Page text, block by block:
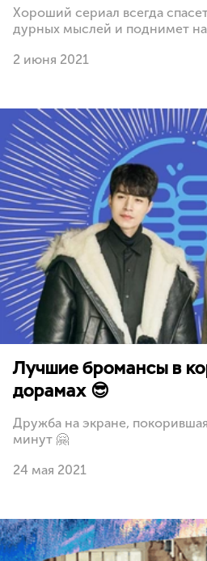
Хороший сериал всегда
дурных мыслей и поднимет
2 июня 2021
Лучшие бромансы в
дорамах 😎
Дружба на экране,
минут 🤗
24 мая 2021